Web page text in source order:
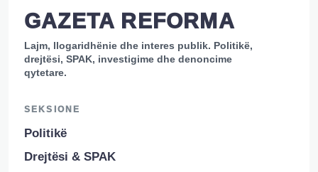
GAZETA REFORMA
Lajm, llogaridhënie dhe interes publik. Politikë,
drejtësi, SPAK, investigime dhe denoncime
qytetare.
SEKSIONE
Politikë
Drejtësi & SPAK